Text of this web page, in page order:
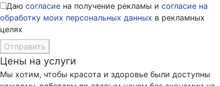
Даю согласие на получение рекламы и согласие на
обработку моих персональных данных в рекламных
целях
Отправить
Цены на услуги
Мы хотим, чтобы красота и здоровье были доступны